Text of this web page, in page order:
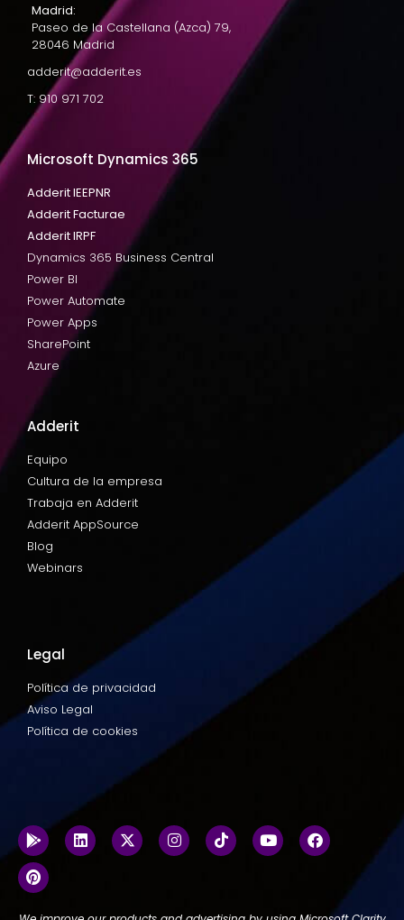
Madrid:
Paseo de la Castellana (Azca) 79,
28046 Madrid
adderit@adderit.es
T: 910 971 702
Microsoft Dynamics 365
Adderit IEEPNR
Adderit Facturae
Adderit IRPF
Dynamics 365 Business Central
Power BI
Power Automate
Power Apps
SharePoint
Azure
Adderit
Equipo
Cultura de la empresa
Trabaja en Adderit
Adderit AppSource
Blog
Webinars
Legal
Política de privacidad
Aviso Legal
Política de cookies